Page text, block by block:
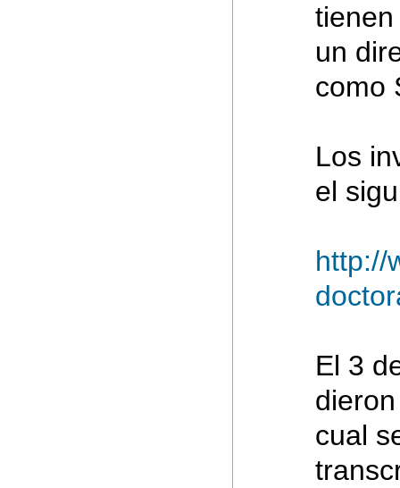
un
como
Los
el
http://
El 3
cual